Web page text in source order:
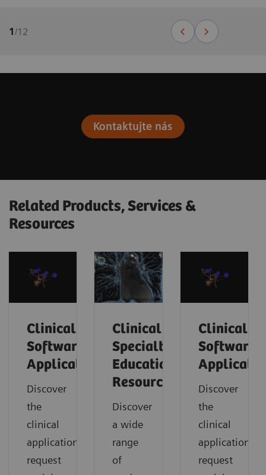
1/12
Kontaktujte nás
Related Products, Services &
Resources
Clinical
Software
Applications
Discover
the
clinical
applications,
request
Clinical
Specialty
Educational
Resources
Discover
a wide
range
of
Clinical
Software
Discover
the
clinical
applications,
request